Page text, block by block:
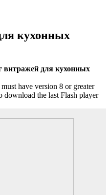
кухонных
витражей для кухонных
have version 8 or greater
download the last Flash player